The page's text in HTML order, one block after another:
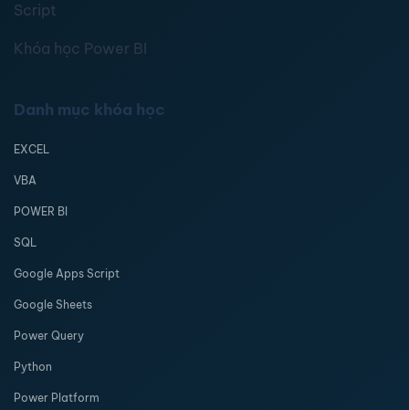
Script
Khóa học Power BI
Danh mục khóa học
EXCEL
VBA
POWER BI
SQL
Google Apps Script
Google Sheets
Power Query
Python
Power Platform